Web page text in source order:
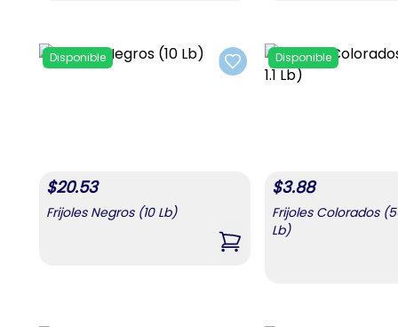
Add to favorites
Disponible
$20.53
Frijoles Negros (10 Lb)
,Frijoles Negros (10 Lb)
Disponible
$3.88
Frijoles Colorados
Lb)